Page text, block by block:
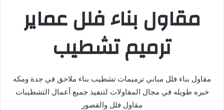
مقاول بناء فلل عماير
ترميم تشطيب
مقاول بناء فلل مباني ترميمات تشطيب بناء ملاحق في جدة ومكه
خبره طويله في مجال المقاولات لتنفيذ جميع أعمال التشطيبات
مقاول فلل والقصور